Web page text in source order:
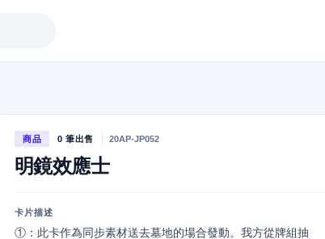
商品 0 筆出售 20AP-JP052
明鏡效應士
卡片描述
①：此卡作為同步素材送去墓地的場合發動。我方從牌組抽